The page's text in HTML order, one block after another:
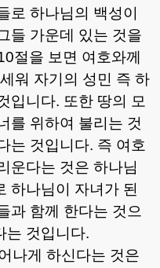
로 하나님의 백성이
들 가운데 있는 것을
절을 보면 여호와께
워 자기의 성민 즉 하
입니다. 또한 땅의 모
를 위하여 불리는 것
는 것입니다. 즉 여호
운다는 것은 하나님
하나님이 자녀가 된
과 함께 한다는 것으
는 것입니다.
나게 하신다는 것은